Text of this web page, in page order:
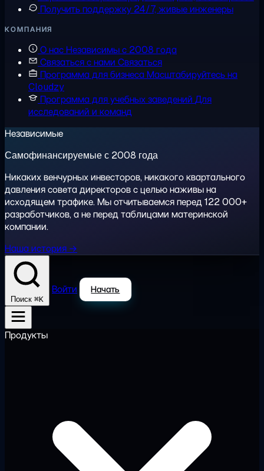
Получить поддержку 24/7, живые инженеры
КОМПАНИЯ
О насНезависимы с 2008 года
Связаться с нами Связаться
Программа для бизнесаМасштабируйтесь на
Cloudzy
Программа для учебных заведений Для
исследований и команд
Независимые
Самофинансируемые с 2008 года
Никаких венчурных инвесторов, никакого квартального
давления совета директоров с целью наживы на
исходящем трафике. Мы отчитываемся перед 122 000+
разработчиков, а не перед таблицами материнской
компании.
Наша история →
Поиск ⌘K
Войти Начать
Продукты